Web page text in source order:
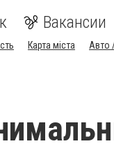
Вакансии
Карта міста Авто